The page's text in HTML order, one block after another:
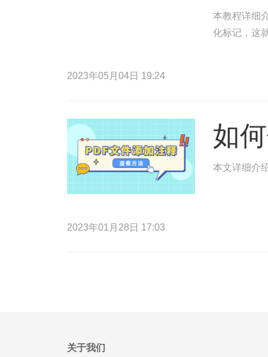
本教程详细
化标记，这
2023年05月04日 19:24
如
本文详细介
2023年01月28日 17:03
关于我们